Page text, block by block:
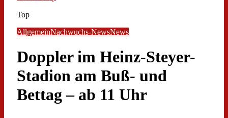
Top
AllgemeinNachwuchs-NewsNews
Doppler im Heinz-Steyer-
Stadion am Buß- und
Bettag – ab 11 Uhr